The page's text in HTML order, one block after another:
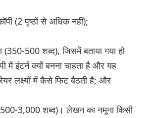
(2 पृष्ठों से अधिक नहीं);
(350-500 शब्द), जिसमें बताया गया हो
इंटर्न क्यों बनना चाहता है और यह
लक्ष्यों में कैसे फिट बैठती है; और
3,000 शब्द)। लेखन का नमूना किसी